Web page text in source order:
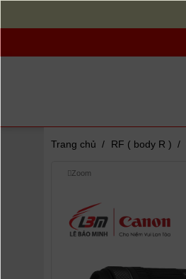
Trang chủ / RF ( body R ) /
Zoom